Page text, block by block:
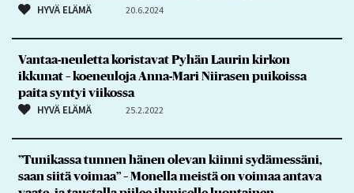
HYVÄ ELÄMÄ 20.6.2024
Vantaa-neuletta koristavat Pyhän Laurin kirkon
ikkunat – koeneuloja Anna-Mari Niirasen puikoissa
paita syntyi viikossa
HYVÄ ELÄMÄ 25.2.2022
”Tunikassa tunnen hänen olevan kiinni sydämessäni,
saan siitä voimaa” – Monella meistä on voimaa antava